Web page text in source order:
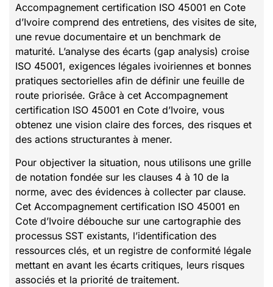
Accompagnement certification ISO 45001 en Cote
d’Ivoire comprend des entretiens, des visites de site,
une revue documentaire et un benchmark de
maturité. L’analyse des écarts (gap analysis) croise
ISO 45001, exigences légales ivoiriennes et bonnes
pratiques sectorielles afin de définir une feuille de
route priorisée. Grâce à cet Accompagnement
certification ISO 45001 en Cote d’Ivoire, vous
obtenez une vision claire des forces, des risques et
des actions structurantes à mener.
Pour objectiver la situation, nous utilisons une grille
de notation fondée sur les clauses 4 à 10 de la
norme, avec des évidences à collecter par clause.
Cet Accompagnement certification ISO 45001 en
Cote d’Ivoire débouche sur une cartographie des
processus SST existants, l’identification des
ressources clés, et un registre de conformité légale
mettant en avant les écarts critiques, leurs risques
associés et la priorité de traitement.